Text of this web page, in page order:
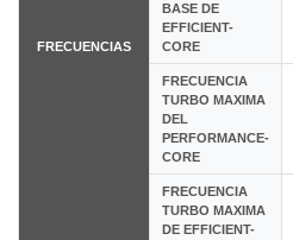
FRECUENCIAS
BASE DE
EFFICIENT-
CORE
FRECUENCIA
TURBO MAXIMA
DEL
PERFORMANCE-
CORE
FRECUENCIA
TURBO MAXIMA
DE EFFICIENT-